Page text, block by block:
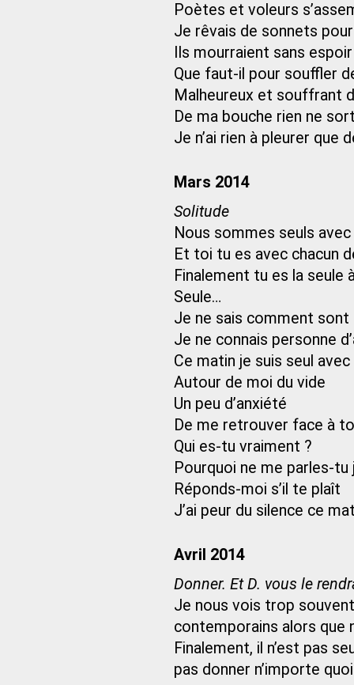
Poètes et voleurs
Je rêvais de sonnets
Ils mourraient sans
Que faut-il pour souffler
Malheureux et souffrant
De ma bouche rien ne
Je n’ai rien à pleurer que
Mars 2014
Solitude
Nous sommes seuls
Et toi tu es avec chacun
Finalement tu es la seule
Seule…
Je ne sais comment
Je ne connais personne
Ce matin je suis seul
Autour de moi du vide
Un peu d’anxiété
De me retrouver face à
Qui es-tu vraiment ?
Pourquoi ne me parles-tu
Réponds-moi s’il te plaît
J’ai peur du silence ce
Avril 2014
Donner. Et D. vous le
Je nous vois trop
contemporains alors que
Finalement, il n’est pas
pas donner n’importe